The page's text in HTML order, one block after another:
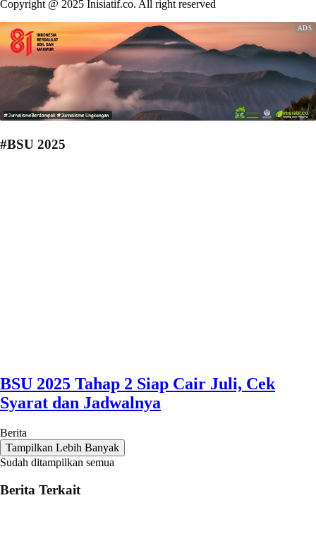
Copyright @ 2025 Inisiatif.co. All right reserved
#BSU 2025
BSU 2025 Tahap 2 Siap Cair Juli, Cek
Syarat dan Jadwalnya
Berita
Tampilkan Lebih Banyak
Sudah ditampilkan semua
Berita Terkait